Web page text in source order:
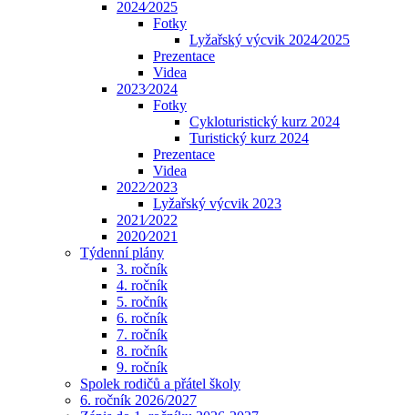
2024⁄2025
Fotky
Lyžařský výcvik 2024⁄2025
Prezentace
Videa
2023⁄2024
Fotky
Cykloturistický kurz 2024
Turistický kurz 2024
Prezentace
Videa
2022⁄2023
Lyžařský výcvik 2023
2021⁄2022
2020⁄2021
Týdenní plány
3. ročník
4. ročník
5. ročník
6. ročník
7. ročník
8. ročník
9. ročník
Spolek rodičů a přátel školy
6. ročník 2026/2027